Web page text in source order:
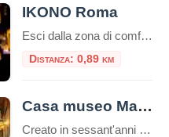
IKONO Roma
Esci dalla zona di comfort e immergiti in un’esperienza unica che non dimenticherai mai! IKONO è la nuova esperienza immersiva a pochi passi dal Pantheon. Un emozionante e indimenticabile percorso di circa un’ora attraverso una serie di atmosfere coinvolgenti che scateneranno la vostra creatività interiore per creare ricordi unici.Durante la visita, interagirai con più di […]
Distanza: 0,89 km
Casa museo Mario Praz
Creato in sessant'anni di appassionato collezionismo da Mario Praz (Roma 1896-1982) anglista e critico di levatura internazionale, al Casa Museo Mario Praz si presenta come una dimora nobiliare del secolo XIX. Mario Praz - pescatore, scrittore e